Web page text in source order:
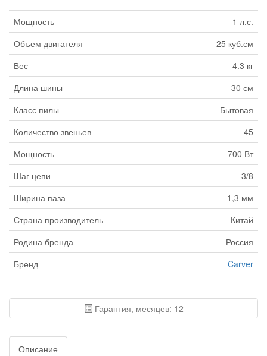
Мощность
1 л.с.
Объем двигателя
25 куб.см
Вес
4.3 кг
Длина шины
30 см
Класс пилы
Бытовая
Количество звеньев
45
Мощность
700 Вт
Шаг цепи
3/8
Ширина паза
1,3 мм
Страна производитель
Китай
Родина бренда
Россия
Бренд
Carver
Гарантия, месяцев: 12
Описание